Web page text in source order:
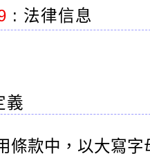
: 法律信息
義
條款中，以大寫